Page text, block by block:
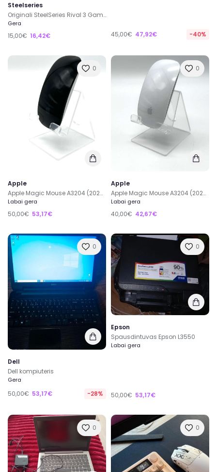
Steelseries
Originali SteelSeries Rival 3 Gaming Laidinė Pelė
Gera
15,00€ 16,42€ 45,00€ 47,92€ -40%
0
Apple
Apple Magic Mouse A3204 (2024) Wireless Belaidė Pelė
Labai gera
50,00€ 53,17€
0
Apple
Apple Magic Mouse A3204 (2024) Wireless Belaidė Pelė
Labai gera
40,00€ 42,67€
0
Dell
Dell kompiuteris
Gera
50,00€ 53,17€ -28%
0
Epson
Spausdintuvas Epson L3550
Labai gera
50,00€ 53,17€
0 0